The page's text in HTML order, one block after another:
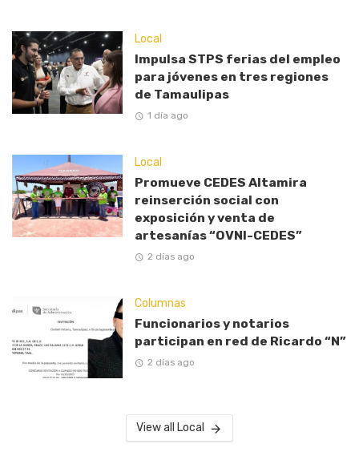
Local
Impulsa STPS ferias del empleo
para jóvenes en tres regiones
de Tamaulipas
1 día ago
Local
Promueve CEDES Altamira
reinserción social con
exposición y venta de
artesanías “OVNI-CEDES”
2 días ago
Columnas
Funcionarios y notarios
participan en red de Ricardo “N”
2 días ago
View all Local